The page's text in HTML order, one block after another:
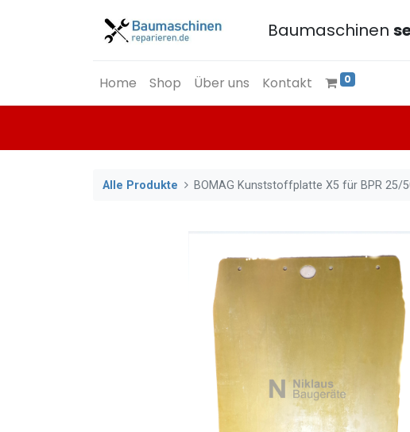
Baumaschinen
Home Shop Über uns Kontakt 0
Alle Produkte BOMAG Kunststoffplatte X5 für BPR 25/